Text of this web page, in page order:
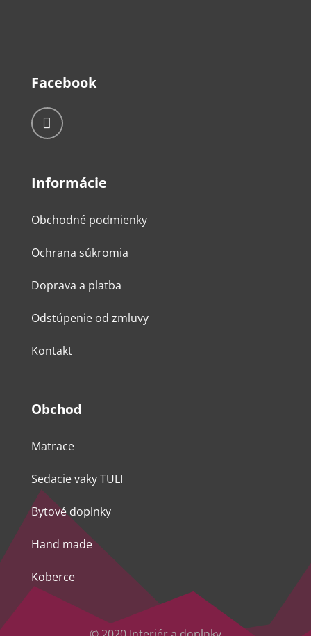
Facebook
Informácie
Obchodné podmienky
Ochrana súkromia
Doprava a platba
Odstúpenie od zmluvy
Kontakt
Obchod
Matrace
Sedacie vaky TULI
Bytové doplnky
Hand made
Koberce